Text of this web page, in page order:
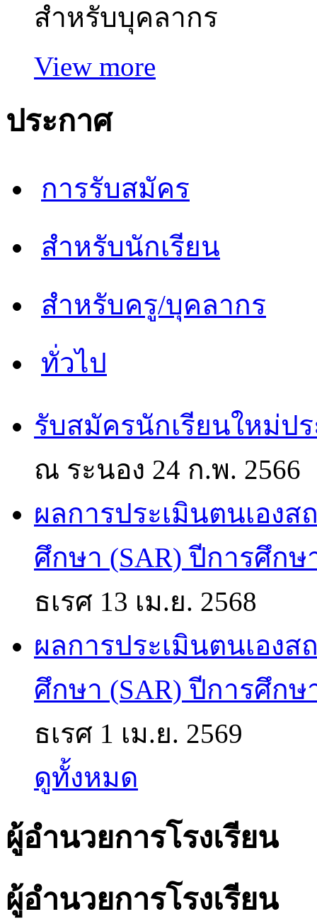
สำหรับบุคลากร
View more
ประกาศ
การรับสมัคร
สำหรับนักเรียน
สำหรับครู/บุคลากร
ทั่วไป
รับสมัครนักเรียนใหม่ป
ณ ระนอง 24 ก.พ. 2566
ผลการประเมินตนเอง
ศึกษา (SAR) ปีการศึกษ
ธเรศ 13 เม.ย. 2568
ผลการประเมินตนเอง
ศึกษา (SAR) ปีการศึกษ
ธเรศ 1 เม.ย. 2569
ดูทั้งหมด
ผู้อำนวยการโรงเรียน
ผู้อำนวยการโรงเรียน